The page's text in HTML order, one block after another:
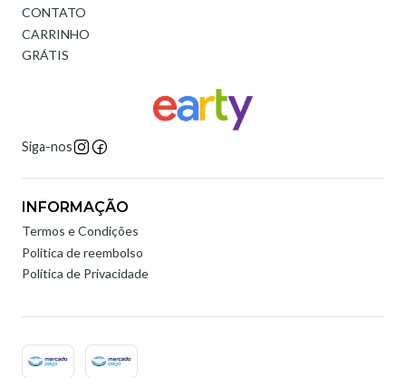
CONTATO
CARRINHO
GRÁTIS
Siga-nos
INFORMAÇÃO
Termos e Condições
Politica de reembolso
Política de Privacidade